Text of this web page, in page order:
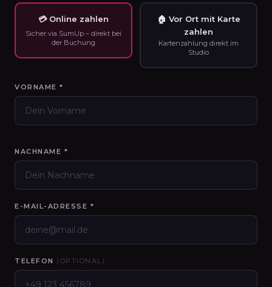
💳 Online zahlen
Sicher via SumUp – direkt bei
der Buchung
🏠 Vor Ort mit Karte
zahlen
Kartenzahlung direkt im
Studio
VORNAME *
NACHNAME *
E-MAIL-ADRESSE *
TELEFON (OPTIONAL)